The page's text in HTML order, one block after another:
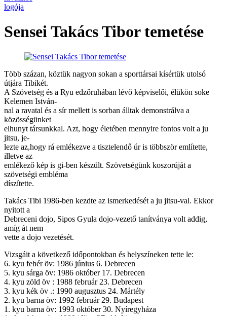
Sensei Takács Tibor temetése
Több százan, köztük nagyon sokan a sporttársai kísértük utolsó
útjára Tibikét.
A Szövetség és a Ryu edzőruhában lévő képviselői, élükön soke
Kelemen István-
nal a ravatal és a sír mellett is sorban álltak demonstrálva a
közösségünket
elhunyt társunkkal. Azt, hogy életében mennyire fontos volt a ju
jitsu, je-
lezte az,hogy rá emlékezve a tisztelendő úr is többször említette,
illetve az
emlékező kép is gi-ben készült. Szövetségünk koszorúját a
szövetségi embléma
díszítette.
Takács Tibi 1986-ben kezdte az ismerkedését a ju jitsu-val. Ekkor
nyitott a
Debreceni dojo, Sipos Gyula dojo-vezető tanítványa volt addig,
amíg át nem
vette a dojo vezetését.
Vizsgáit a következő időpontokban és helyszíneken tette le:
6. kyu fehér öv: 1986 június 6. Debrecen
5. kyu sárga öv: 1986 október 17. Debrecen
4. kyu zöld öv : 1988 február 23. Debrecen
3. kyu kék öv .: 1990 augusztus 24. Mártély
2. kyu barna öv: 1992 február 29. Budapest
1. kyu barna öv: 1993 október 30. Nyíregyháza